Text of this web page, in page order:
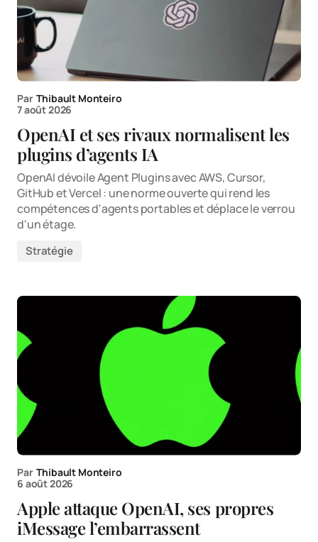
Par Thibault Monteiro
7 août 2026
OpenAI et ses rivaux normalisent les
plugins d’agents IA
OpenAI dévoile Agent Plugins avec AWS, Cursor,
GitHub et Vercel : une norme ouverte qui rend les
compétences d'agents portables et déplace le verrou
d'un étage.
Stratégie
Par Thibault Monteiro
6 août 2026
Apple attaque OpenAI, ses propres
iMessage l’embarrassent